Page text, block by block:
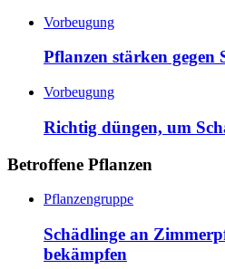
Vorbeugung
Pflanzen stärken gegen
Vorbeugung
Richtig düngen, um
Betroffene Pflanzen
Pflanzengruppe
Schädlinge an
bekämpfen